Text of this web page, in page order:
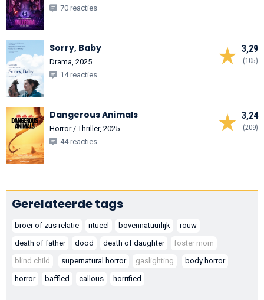
70 reacties
3,29
(105)
Sorry, Baby
Drama, 2025
14 reacties
3,24
(209)
Dangerous Animals
Horror / Thriller, 2025
44 reacties
Gerelateerde tags
broer of zus relatie ritueel bovennatuurlijk
rouw
death of father
dood death of daughter
foster mom
blind child
supernatural horror gaslighting
body horror
horror
baffled callous horrified